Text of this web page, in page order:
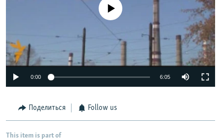
No media source currently available
0:00 6:05
Поделиться Follow us
This item is part of